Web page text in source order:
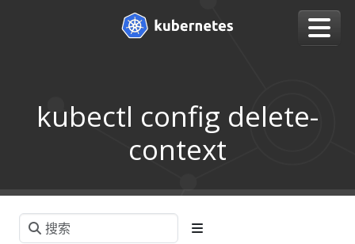
kubectl config delete-
context